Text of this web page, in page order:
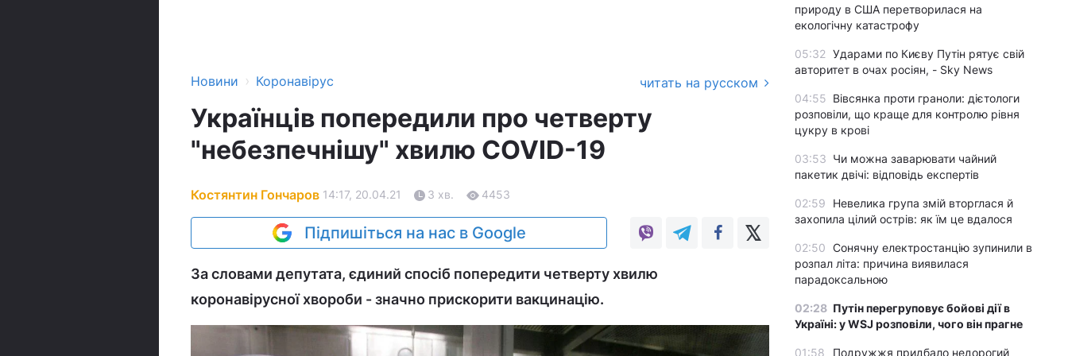
Новини › Коронавірус читать на русском
Українців попередили про четверту
"небезпечнішу" хвилю COVID-19
Костянтин Гончаров 14:17, 20.04.21 3 хв. 4453
Підпишіться на нас в Google
За словами депутата, єдиний спосіб попередити четверту хвилю
коронавірусної хвороби - значно прискорити вакцинацію.
природу в США перетворилася на
екологічну катастрофу
05:32 Ударами по Києву Путін рятує свій
авторитет в очах росіян, - Sky News
04:55 Вівсянка проти граноли: дієтологи
розповіли, що краще для контролю рівня
цукру в крові
03:53 Чи можна заварювати чайний
пакетик двічі: відповідь експертів
02:59
Невелика група змій вторглася й
захопила цілий острів: як їм це вдалося
02:50 Сонячну електростанцію зупинили в
розпал літа: причина виявилася
парадоксальною
02:28 Путін перегруповує бойові дії в
Україні: у WSJ розповіли, чого він прагне
01:58 Подружжя придбало недорогий